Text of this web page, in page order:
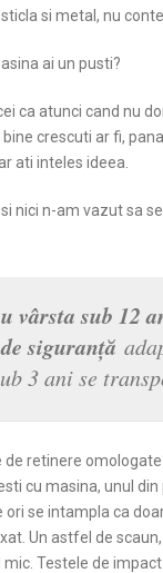
si metal, nu
ai un pusti?
ca atunci cand nu
crescuti ar fi,
ati inteles ideea.
nici n-am vazut sa
vârsta sub 12
siguranţă
3 ani se
retinere
cu masina, unul
se intampla ca
Un astfel de
Testele de